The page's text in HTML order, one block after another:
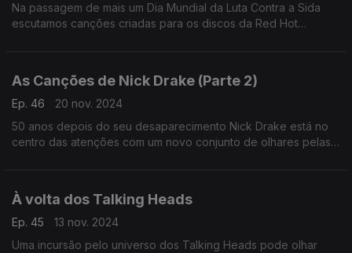
Na passagem de mais um Dia Mundial da Luta Contra a Sida
escutamos canções criadas para os discos da Red Hot
As Canções de Nick Drake (Parte 2)
Ep. 46
20 nov. 2024
50 anos depois do seu desaparecimento Nick Drake está no
centro das atenções com um novo conjunto de olhares pelas
À volta dos Talking Heads
Ep. 45
13 nov. 2024
Uma incursão pelo universo dos Talking Heads pode olhar